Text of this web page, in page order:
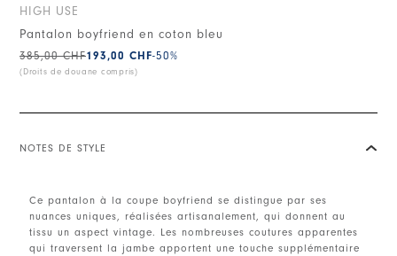
HIGH USE
Pantalon boyfriend en coton bleu
193,00 CHF
385,00 CHF -50%
(Droits de douane compris)
NOTES DE STYLE
Ce pantalon à la coupe boyfriend se distingue par ses
nuances uniques, réalisées artisanalement, qui donnent au
tissu un aspect vintage. Les nombreuses coutures apparentes
qui traversent la jambe apportent une touche supplémentaire